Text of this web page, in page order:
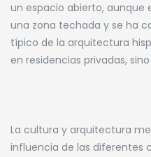
un espacio abierto, aunque
una zona techada y se ha
típico de la arquitectura
en residencias privadas,
La cultura y arquitectura
influencia de las diferentes